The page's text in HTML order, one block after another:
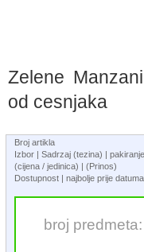
Zelene
od cesnjaka
Broj artikla
Izbor | Sadrzaj (tezina) |
(cijena / jedinica) | (Prinos)
Dostupnost | najbolje prije datuma
broj